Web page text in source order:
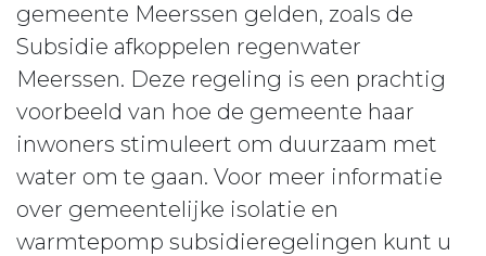
gemeente Meerssen gelden, zoals de
Subsidie afkoppelen regenwater
Meerssen. Deze regeling is een prachtig
voorbeeld van hoe de gemeente haar
inwoners stimuleert om duurzaam met
water om te gaan. Voor meer informatie
over gemeentelijke isolatie en
warmtepomp subsidieregelingen kunt u